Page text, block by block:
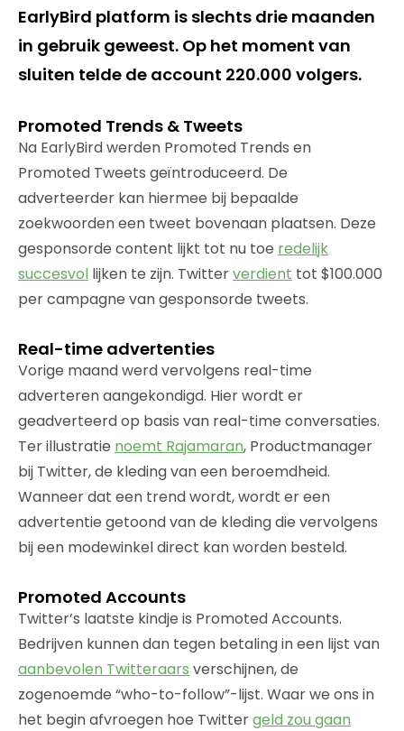
EarlyBird platform is slechts drie maanden
in gebruik geweest. Op het moment van
sluiten telde de account 220.000 volgers.
Promoted Trends & Tweets
Na EarlyBird werden Promoted Trends en
Promoted Tweets geïntroduceerd. De
adverteerder kan hiermee bij bepaalde
zoekwoorden een tweet bovenaan plaatsen. Deze
gesponsorde content lijkt tot nu toe redelijk
succesvol lijken te zijn. Twitterverdient tot $100.000
per campagne van gesponsorde tweets.
Real-time advertenties
Vorige maand werd vervolgens real-time
adverteren aangekondigd. Hier wordt er
geadverteerd op basis van real-time conversaties.
Ter illustratie noemt Rajamaran, Productmanager
bij Twitter, de kleding van een beroemdheid.
Wanneer dat een trend wordt, wordt er een
advertentie getoond van de kleding die vervolgens
bij een modewinkel direct kan worden besteld.
Promoted Accounts
Twitter’s laatste kindje is Promoted Accounts.
Bedrijven kunnen dan tegen betaling in een lijst van
aanbevolen Twitteraars verschijnen, de
zogenoemde “who-to-follow”-lijst. Waar we ons in
het begin afvroegen hoe Twittergeld zou gaan